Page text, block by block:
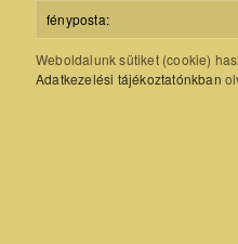
fényposta:
Weboldalunk sütiket (cookie)
Adatkezelési tájékoztatónkban